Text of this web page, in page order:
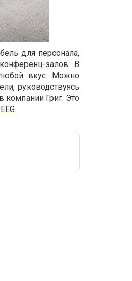
для персонала,
залов. В
вкус. Можно
руководствуясь
Григ. Это
.